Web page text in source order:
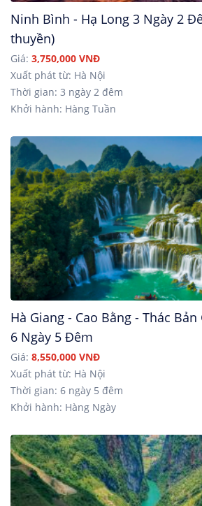
Ninh Bình - Hạ Long 3 Ngày 2
thuyền)
Giá: 3,750,000 VNĐ
Xuất phát từ: Hà Nội
Thời gian: 3 ngày 2 đêm
Khởi hành: Hàng Tuần
Hà Giang - Cao Bằng - Thác
6 Ngày 5 Đêm
Giá: 8,550,000 VNĐ
Xuất phát từ: Hà Nội
Thời gian: 6 ngày 5 đêm
Khởi hành: Hàng Ngày